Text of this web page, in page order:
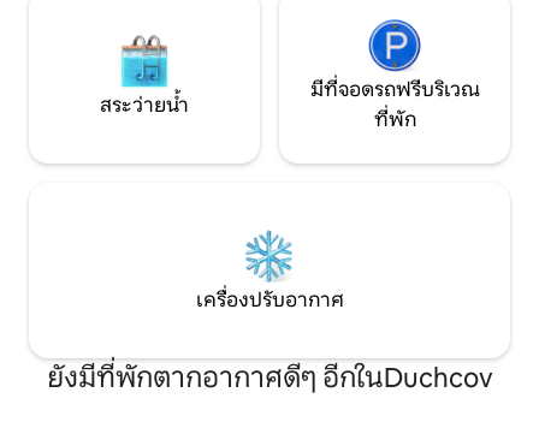
สระว่ายน้ำ
มีที่จอดรถฟรีบริเวณ
ที่พัก
เครื่องปรับอากาศ
ยังมีที่พักตากอากาศดีๆ อีกในDuchcov